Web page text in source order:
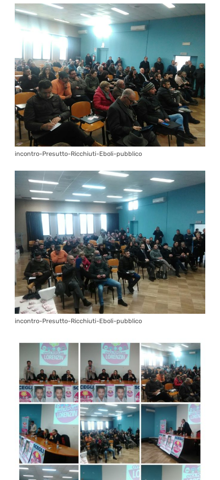
incontro-Presutto-Ricchiuti-Eboli-pubblico
incontro-Presutto-Ricchiuti-Eboli-pubblico